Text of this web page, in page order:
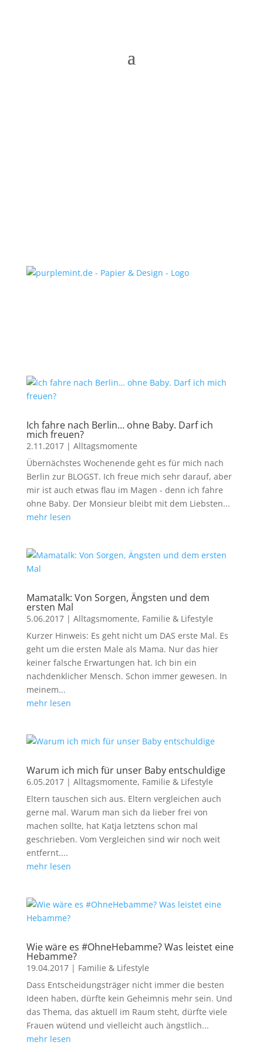
Ich fahre nach Berlin… ohne Baby. Darf ich
mich freuen?
2.11.2017| Alltagsmomente
Übernächstes Wochenende geht es für mich nach
Berlin zur BLOGST. Ich freue mich sehr darauf, aber
mir ist auch etwas flau im Magen - denn ich fahre
ohne Baby. Der Monsieur bleibt mit dem Liebsten...
mehr lesen
Mamatalk: Von Sorgen, Ängsten und dem
ersten Mal
5.06.2017| Alltagsmomente, Familie & Lifestyle
Kurzer Hinweis: Es geht nicht um DAS erste Mal. Es
geht um die ersten Male als Mama. Nur das hier
keiner falsche Erwartungen hat. Ich bin ein
nachdenklicher Mensch. Schon immer gewesen. In
meinem...
mehr lesen
Warum ich mich für unser Baby entschuldige
6.05.2017| Alltagsmomente, Familie & Lifestyle
Eltern tauschen sich aus. Eltern vergleichen auch
gerne mal. Warum man sich da lieber frei von
machen sollte, hat Katja letztens schon mal
geschrieben. Vom Vergleichen sind wir noch weit
entfernt....
mehr lesen
Wie wäre es #OhneHebamme? Was leistet eine
Hebamme?
19.04.2017| Familie & Lifestyle
Dass Entscheidungsträger nicht immer die besten
Ideen haben, dürfte kein Geheimnis mehr sein. Und
das Thema, das aktuell im Raum steht, dürfte viele
Frauen wütend und vielleicht auch ängstlich...
mehr lesen